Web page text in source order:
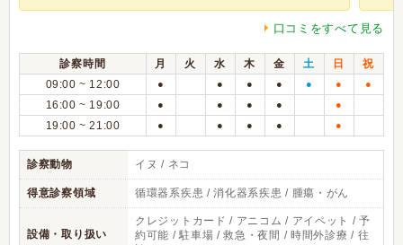
口コミをすべて見る
診察時間 月 火 水 木 金 土 日
祝
09:00 ~ 12:00
● ● ● ● ● ● ●
16:00 ~ 19:00 ● ● ● ● ●
19:00 ~ 21:00 ● ● ● ● ●
診察動物 イヌ / ネコ
得意診察領域 循環器系疾患 / 消化器系疾患 / 腫瘍・がん
設備・取り扱い
クレジットカード / アニコム / アイペット / 予
約可能 / 駐車場 / 救急・夜間 / 時間外診療 / 往